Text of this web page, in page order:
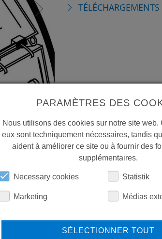
TÉLÉCHARGEMENTS
PARAMÈTRES DES
Nous utilisons des cookies sur notre site web.
eux sont techniquement nécessaires, tandis
aident à améliorer ce site ou à fournir des
supplémentaires.
Necessary cookies Statistik
Marketing Médias
SÉLECTIONNER TOUT